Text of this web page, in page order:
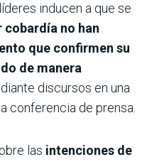
inducen a que se
cobardía no han
que confirmen su
de manera
discursos en una
conferencia de prensa.
las intenciones de